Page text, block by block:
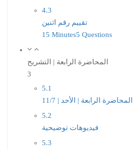
4.3
تقييم رقم اثنين
15 Minutes5 Questions
المحاضرة الرابعة | التشريح
3
5.1
المحاضرة الرابعة | الأحد | 11/7
5.2
فيديوهات توضيحية
5.3